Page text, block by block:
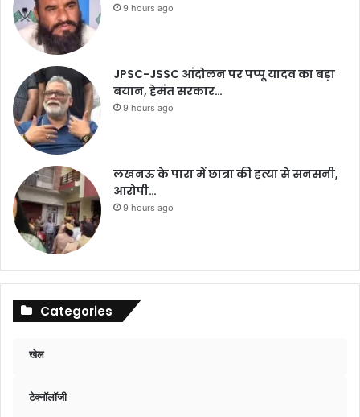
9 hours ago
JPSC-JSSC आंदोलन पर पप्पू यादव का बड़ा
बयान, हेमंत सरकार…
9 hours ago
लखनऊ के पारा में छात्रा की हत्या से सनसनी,
आरोपी…
9 hours ago
Categories
खेल
टेक्नॉलॉजी